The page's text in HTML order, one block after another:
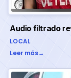
Audio filtrado
LOCAL
Leer más→